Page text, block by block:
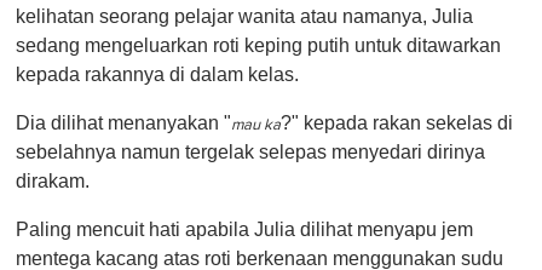
kelihatan seorang pelajar wanita atau namanya, Julia
sedang mengeluarkan roti keping putih untuk ditawarkan
kepada rakannya di dalam kelas.
Dia dilihat menanyakan "mau ka?" kepada rakan sekelas di
sebelahnya namun tergelak selepas menyedari dirinya
dirakam.
Paling mencuit hati apabila Julia dilihat menyapu jem
mentega kacang atas roti berkenaan menggunakan sudu